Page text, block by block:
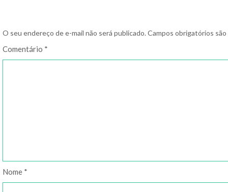
O seu endereço de e-mail não será publicado. Campos obrigatórios
Comentário *
Nome *